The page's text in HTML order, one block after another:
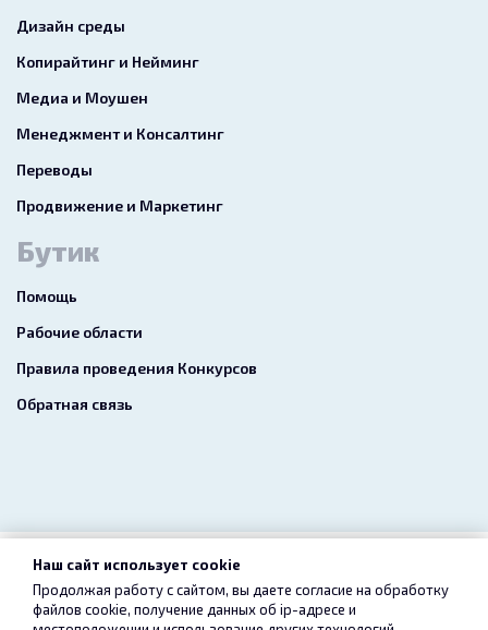
Дизайн среды
Копирайтинг и Нейминг
Медиа и Моушен
Менеджмент и Консалтинг
Переводы
Продвижение и Маркетинг
Бутик
Помощь
Рабочие области
Правила проведения Конкурсов
Обратная связь
2026 freelance.boutique
Пользовательское соглашение Конфиденциальность
Наш сайт использует cookie
Продолжая работу с сайтом, вы даете согласие на обработку
файлов cookie, получение данных об ip-адресе и